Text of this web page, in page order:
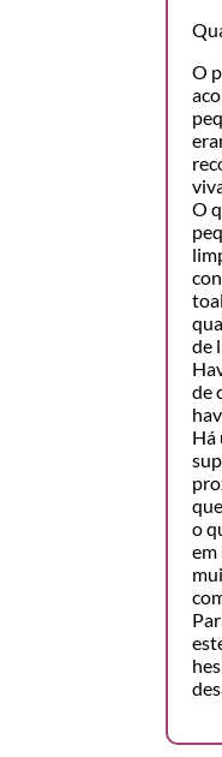
O
O
de
de
Há
o
em